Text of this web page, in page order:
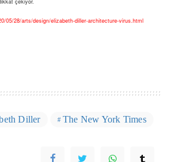
çekiyor.
05/28/arts/design/elizabeth-diller-architecture-virus.html
Diller The New York Times